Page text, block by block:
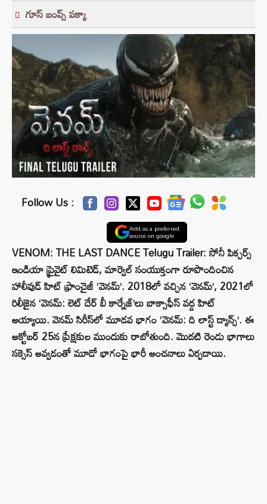
గూస్ బంప్స్ పక్కా
Follow Us :
Add as a preferred
source on google
VENOM: THE LAST DANCE Telugu Trailer: సోనీ పిక్చ‌ర్స్
ఇండియా ప్రైవైట్ లిమిటెడ్, మార్వెల్ సంయుక్తంగా రూపొందించిన
హాలీవుడ్‌ హిట్‌ ఫ్రాంచైజీ ‘వెన‌మ్’. 2018లో వచ్చిన ‘వెనమ్’, 2021లో
రిలీజైన ‘వెనమ్‌: లెట్‌ దేర్‌ బీ కార్నేజ్‌’లు బాక్సాఫీస్‌ వద్ద హిట్
అయ్యాయి. వెనమ్‌ సిరీస్‌లో మూడ‌వ భాగం ‘వెనమ్‌: ది లాస్ట్‌ డ్యాన్స్‌’. ఈ
అక్టోబ‌ర్ 25న ప్రేక్ష‌కుల ముందుకు రాబోతుంది. మొదటి రెండు భాగాలు
సక్సెస్ అవ్వడంతో మూడో భాగంపై భారీ అంచ‌నాలు ఏర్ప‌డాయి.